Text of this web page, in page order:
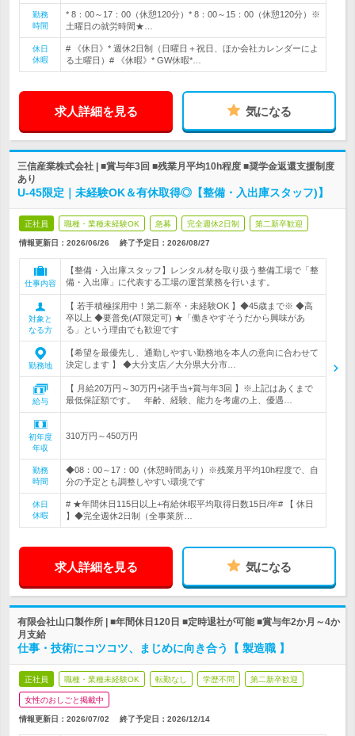
勤務
時間
* 8：00～17：00（休憩120分）* 8：00～15：00（休憩120分）※
土曜日の就労時間★…
休日
休暇
# 《休日》* 週休2日制（日曜日＋祝日、ほか会社カレンダーによ
る土曜日）# 《休暇》* GW休暇*…
求人詳細を見る 気になる
三信産業株式会社 | ■賞与年3回 ■残業月平均10h程度 ■奨学金返還支援制度
あり
U-45限定｜未経験OK＆有休取得◎【整備・入出庫スタッフ)】
正社員 職種・業種未経験OK 急募 完全週休2日制 第二新卒歓迎
情報更新日：2026/06/26 終了予定日： 2026/08/27
仕事内容
【整備・入出庫スタッフ】レンタル材を取り扱う整備工場で「整
備・入出庫」に代表する工場の運営業務を行います。
対象と
なる方
【 若手積極採用中！第二新卒・未経験OK 】◆45歳まで※ ◆高
卒以上 ◆要普免(AT限定可) ★「働きやすそうだから興味があ
る」という理由でも歓迎です
勤務地
【希望を最優先し、通勤しやすい勤務地を本人の意向に合わせて
決定します 】 ◆大分支店／大分県大分市…
給与
【 月給20万円～30万円+諸手当+賞与年3回 】※上記はあくまで
最低保証額です。 年齢、経験、能力を考慮の上、優遇…
初年度
年収
310万円～450万円
勤務
時間
◆08：00～17：00（休憩時間あり）※残業月平均10h程度で、自
分の予定とも調整しやすい環境です
休日
休暇
# ★年間休日115日以上+有給休暇平均取得日数15日/年# 【 休日
】◆完全週休2日制（全事業所…
求人詳細を見る 気になる
有限会社山口製作所 | ■年間休日120日 ■定時退社が可能 ■賞与年2か月～4か
月支給
仕事・技術にコツコツ、まじめに向き合う【 製造職 】
正社員 職種・業種未経験OK 転勤なし 学歴不問 第二新卒歓迎
女性のおしごと掲載中
情報更新日：2026/07/02 終了予定日： 2026/12/14